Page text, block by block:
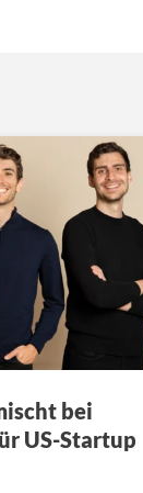
bei
US-Startup